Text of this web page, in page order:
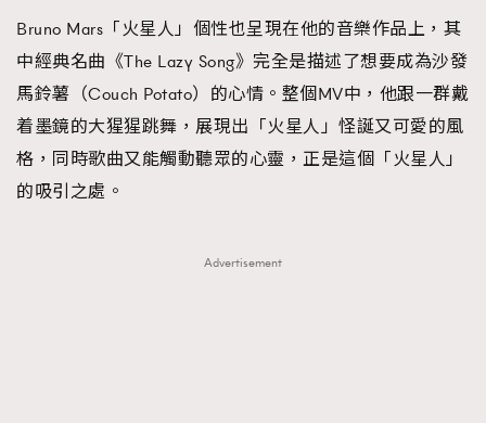
Bruno Mars「火星人」個性也呈現在他的音樂作品上，其
中經典名曲《The Lazy Song》完全是描述了想要成為沙發
馬鈴薯（Couch Potato）的心情。整個MV中，他跟一群戴
着墨鏡的大猩猩跳舞，展現出「火星人」怪誕又可愛的風
格，同時歌曲又能觸動聽眾的心靈，正是這個「火星人」
的吸引之處。
Advertisement